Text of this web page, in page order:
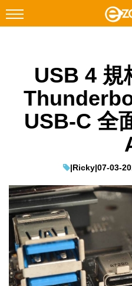
Facebook Instagram
科技焦點
網絡生活
EduTech
IT Times
生成式AI與雲端應用
Enterprise Digital
特集
USB 4 規
USB-C 全
|Ricky|07-03-